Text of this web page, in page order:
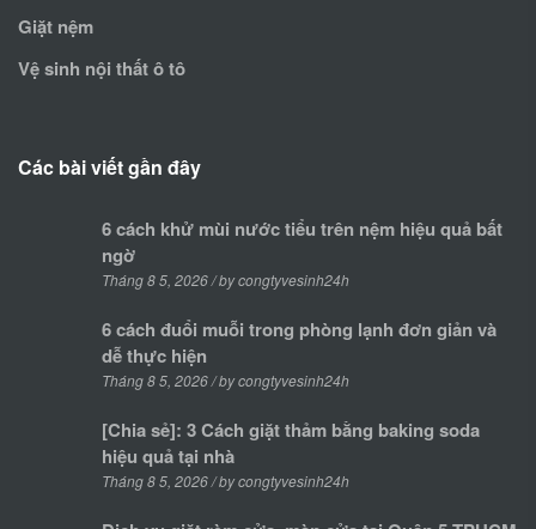
Giặt nệm
Vệ sinh nội thất ô tô
Các bài viết gần đây
6 cách khử mùi nước tiểu trên nệm hiệu quả bất
ngờ
Tháng 8 5, 2026 / by congtyvesinh24h
6 cách đuổi muỗi trong phòng lạnh đơn giản và
dễ thực hiện
Tháng 8 5, 2026 / by congtyvesinh24h
[Chia sẻ]: 3 Cách giặt thảm bằng baking soda
hiệu quả tại nhà
Tháng 8 5, 2026 / by congtyvesinh24h